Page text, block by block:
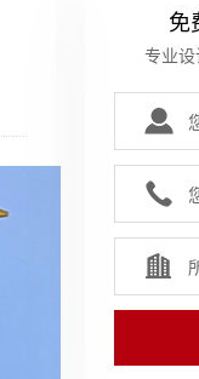
免
专业